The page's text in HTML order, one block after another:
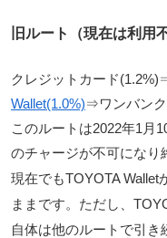
旧ルート（現在は利用
クレジットカード
Wallet(1.0%)⇒ワンバン
このルートは2022年1月
のチャージが不可になり
現在でもTOYOTA Wallet
ままです。ただし、
自体は他のルートで引